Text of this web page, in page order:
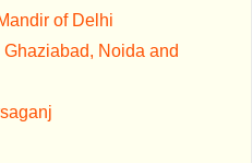
of Delhi
Noida and